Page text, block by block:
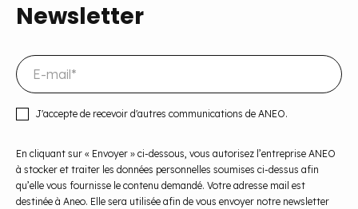
Newsletter
J'accepte de recevoir d'autres communications de ANEO.
En cliquant sur « Envoyer » ci-dessous, vous autorisez l’entreprise ANEO
à stocker et traiter les données personnelles soumises ci-dessus afin
qu’elle vous fournisse le contenu demandé. Votre adresse mail est
destinée à Aneo. Elle sera utilisée afin de vous envoyer notre newsletter